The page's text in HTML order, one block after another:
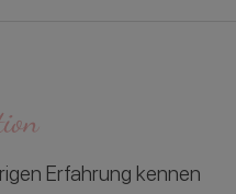
Erfahrung kennen